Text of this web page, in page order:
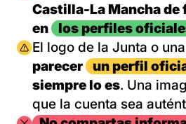
Castilla-La Mancha de
en
los perfiles
Imagen
El logo de la Junta o
parecer
un perfil
siempre lo es. Una
que la cuenta sea